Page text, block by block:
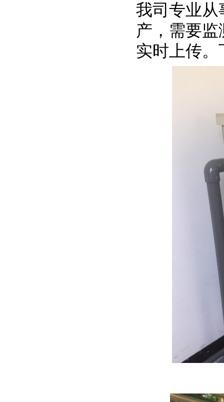
我司专业从
产，需要
实时上传